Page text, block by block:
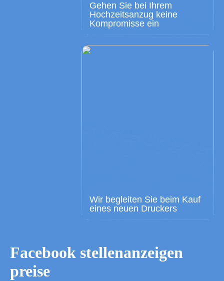
Gehen Sie bei Ihrem
Hochzeitsanzug keine
Kompromisse ein
Wir begleiten Sie beim Kauf
eines neuen Druckers
Facebook stellenanzeigen
preise